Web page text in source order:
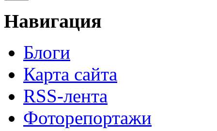
Навигация
Блоги
Карта сайта
RSS-лента
Фоторепортажи